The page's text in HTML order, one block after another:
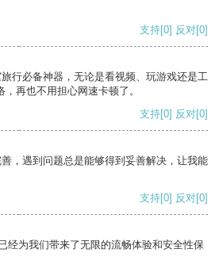
支持[0] 反对[0]
行必备神器，无论是看视频、玩游戏还是工
再也不用担心网速卡顿了。
支持[0] 反对[0]
，遇到问题总是能够得到妥善解决，让我能
支持[0] 反对[0]
经为我们带来了无限的流畅体验和安全性保